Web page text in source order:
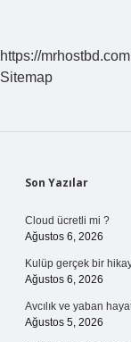
https://
Sitemap
Sidebar
Son Yazılar
Cloud ücretli mi ?
Ağustos 6, 2026
Kulüp gerçek bir
Ağustos 6, 2026
Avcılık ve yaban
Ağustos 5, 2026